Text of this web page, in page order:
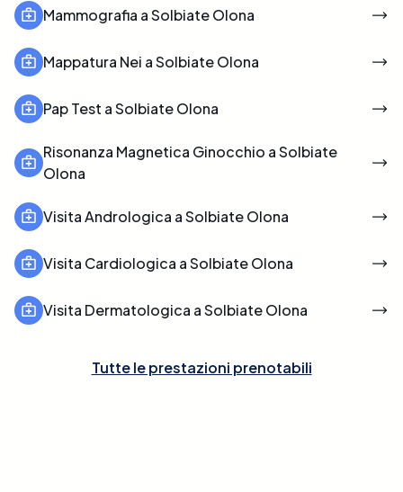
Mammografia a Solbiate Olona
Mappatura Nei a Solbiate Olona
Pap Test a Solbiate Olona
Risonanza Magnetica Ginocchio a Solbiate
Olona
Visita Andrologica a Solbiate Olona
Visita Cardiologica a Solbiate Olona
Visita Dermatologica a Solbiate Olona
Tutte le prestazioni prenotabili